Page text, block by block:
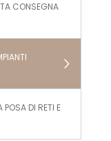
CONSEGNA
POSA DI RETI E